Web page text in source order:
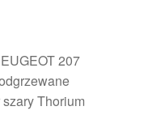
207
Thorium